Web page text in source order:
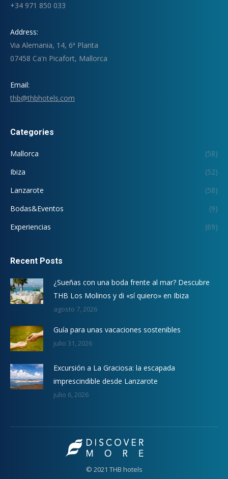
+34 971 850 033
Address:
Via Alemania, 14, 6ª Planta
07458 Ca'n Picafort, Mallorca
Email:
thb@thbhotels.com
Categories
Mallorca
(58)
Ibiza
(52)
Lanzarote
(58)
Bodas&Eventos
(9)
Experiencias
(69)
Recent Posts
¿Sueñas con una boda frente al mar? Descubre
THB Los Molinos y di «sí quiero» en Ibiza
agosto 7, 2026
Guía para unas vacaciones sostenibles
julio 31, 2026
Excursión a La Graciosa: la escapada
imprescindible desde Lanzarote
julio 6, 2026
© 2021 THB hotels